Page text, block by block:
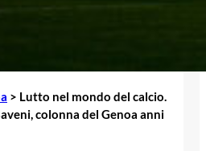
> Lutto nel mondo del calcio.
colonna del Genoa anni